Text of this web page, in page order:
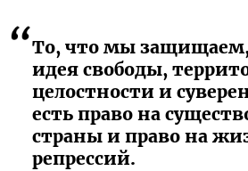
То, что мы
идея свободы,
целостности и
есть право на
страны и право на
репрессий.